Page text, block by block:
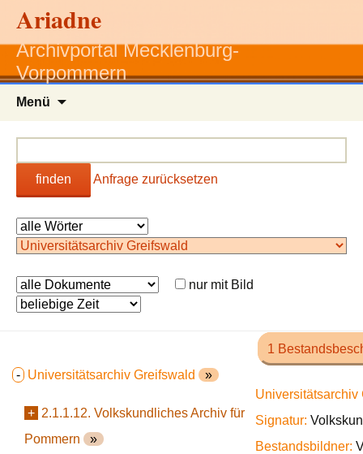
Ariadne
Archivportal Mecklenburg-
Vorpommern
Menü
finden Anfrage zurücksetzen
nur mit Bild
- Universitätsarchiv Greifswald »
+ 2.1.1.12. Volkskundliches Archiv für
Pommern »
1
Signatur:
Bestandsbildner: